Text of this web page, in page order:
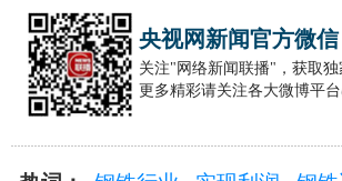
央视网新闻官方微
关注"网络新闻联播"，获取独
更多精彩请关注各大微博平